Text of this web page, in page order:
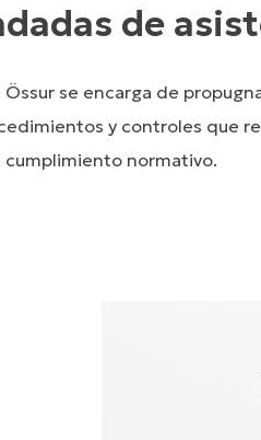
de
se encarga de
y controles que
cumplimiento normativo.